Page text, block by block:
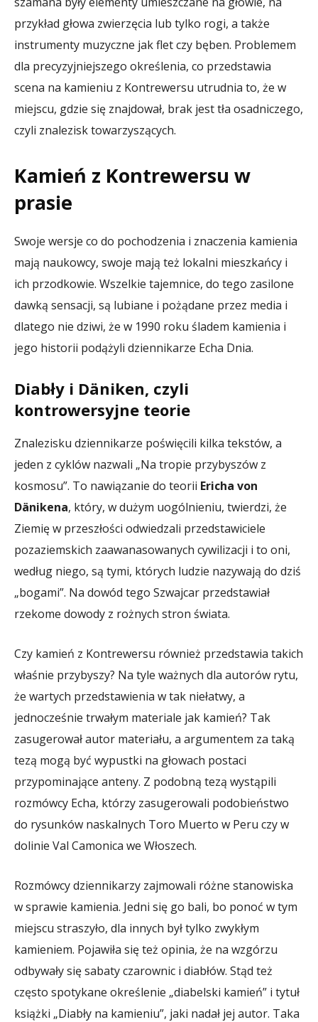
przykład głowa zwierzęcia lub tylko rogi, a także
instrumenty muzyczne jak flet czy bęben. Problemem
dla precyzyjniejszego określenia, co przedstawia
scena na kamieniu z Kontrewersu utrudnia to, że w
miejscu, gdzie się znajdował, brak jest tła osadniczego,
czyli znalezisk towarzyszących.
Kamień z Kontrewersu w
prasie
Swoje wersje co do pochodzenia i znaczenia kamienia
mają naukowcy, swoje mają też lokalni mieszkańcy i
ich przodkowie. Wszelkie tajemnice, do tego zasilone
dawką sensacji, są lubiane i pożądane przez media i
dlatego nie dziwi, że w 1990 roku śladem kamienia i
jego historii podążyli dziennikarze Echa Dnia.
Diabły i Däniken, czyli
kontrowersyjne teorie
Znalezisku dziennikarze poświęcili kilka tekstów, a
jeden z cyklów nazwali „Na tropie przybyszów z
kosmosu”. To nawiązanie do teorii Ericha von
Dänikena, który, w dużym uogólnieniu, twierdzi, że
Ziemię w przeszłości odwiedzali przedstawiciele
pozaziemskich zaawanasowanych cywilizacji i to oni,
według niego, są tymi, których ludzie nazywają do dziś
„bogami”. Na dowód tego Szwajcar przedstawiał
rzekome dowody z rożnych stron świata.
Czy kamień z Kontrewersu również przedstawia takich
właśnie przybyszy? Na tyle ważnych dla autorów rytu,
że wartych przedstawienia w tak niełatwy, a
jednocześnie trwałym materiale jak kamień? Tak
zasugerował autor materiału, a argumentem za taką
tezą mogą być wypustki na głowach postaci
przypominające anteny. Z podobną tezą wystąpili
rozmówcy Echa, którzy zasugerowali podobieństwo
do rysunków naskalnych Toro Muerto w Peru czy w
dolinie Val Camonica we Włoszech.
Rozmówcy dziennikarzy zajmowali różne stanowiska
w sprawie kamienia. Jedni się go bali, bo ponoć w tym
miejscu straszyło, dla innych był tylko zwykłym
kamieniem. Pojawiła się też opinia, że na wzgórzu
odbywały się sabaty czarownic i diabłów. Stąd też
często spotykane określenie „diabelski kamień” i tytuł
książki „Diabły na kamieniu”, jaki nadał jej autor. Taka